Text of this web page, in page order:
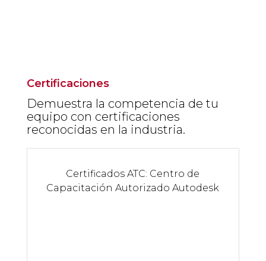
Certificaciones
Demuestra la competencia de tu
equipo con certificaciones
reconocidas en la industria.
Certificados ATC: Centro de
Capacitación Autorizado Autodesk